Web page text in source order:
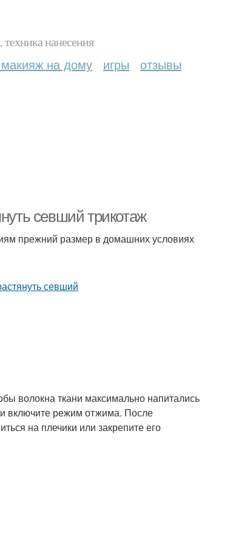
нанесения
на дому игры отзывы
севший трикотаж
прежний размер в домашних условиях
волокна ткани максимально напитались
включите режим отжима. После
на плечики или закрепите его